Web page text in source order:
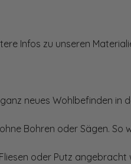
Infos zu unseren
neues Wohlbefinden in
Bohren oder Sägen. So
oder Putz